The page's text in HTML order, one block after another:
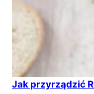
Jak przyrządzić